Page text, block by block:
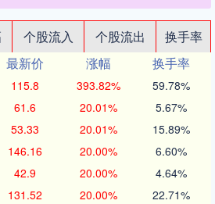
个股流入 个股流出
换手率
最新价 涨幅
换手率
115.8 393.82% 59.78%
61.6 20.01% 5.67%
53.33 20.01% 15.89%
146.16 20.00% 6.60%
42.9 20.00% 4.64%
131.52 20.00% 22.71%